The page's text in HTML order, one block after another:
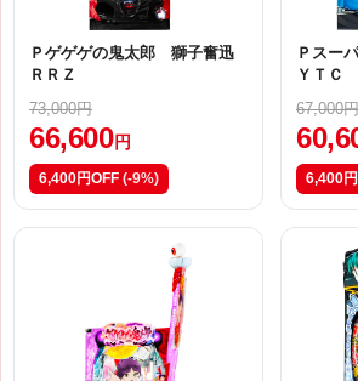
Ｐゲゲゲの鬼太郎 獅子奮迅
ＲＲＺ
73,000円
66,600円
6,400円OFF (-9%)
Ｐスー
ＹＴＣ
67,000円
6,400